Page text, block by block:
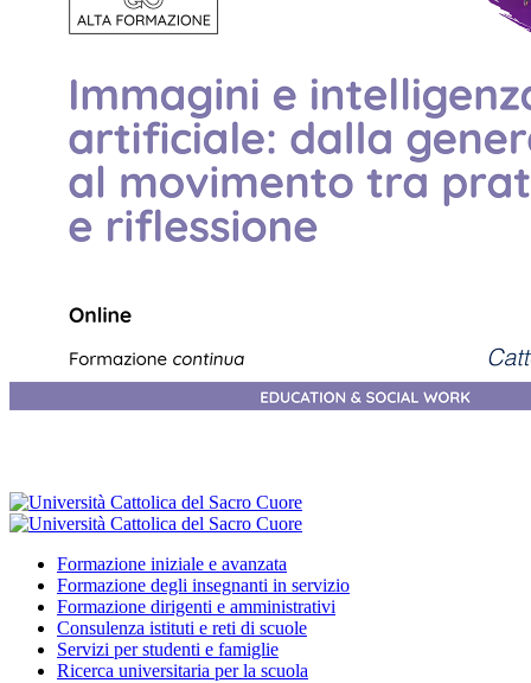
Formazione iniziale e avanzata
Formazione degli insegnanti in servizio
Formazione dirigenti e amministrativi
Consulenza istituti e reti di scuole
Servizi per studenti e famiglie
Ricerca universitaria per la scuola